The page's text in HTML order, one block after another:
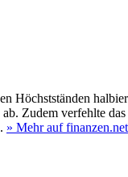
Höchstständen
Zudem verfehlte
» Mehr auf finanzen.net